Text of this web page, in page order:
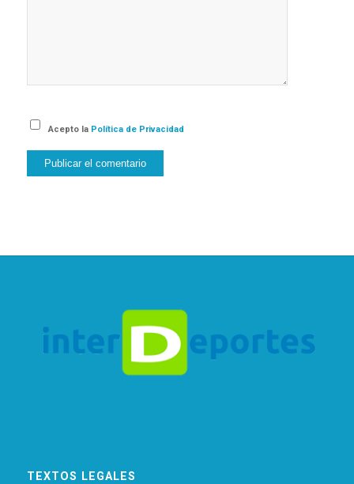
Acepto la Política de Privacidad
TEXTOS LEGALES